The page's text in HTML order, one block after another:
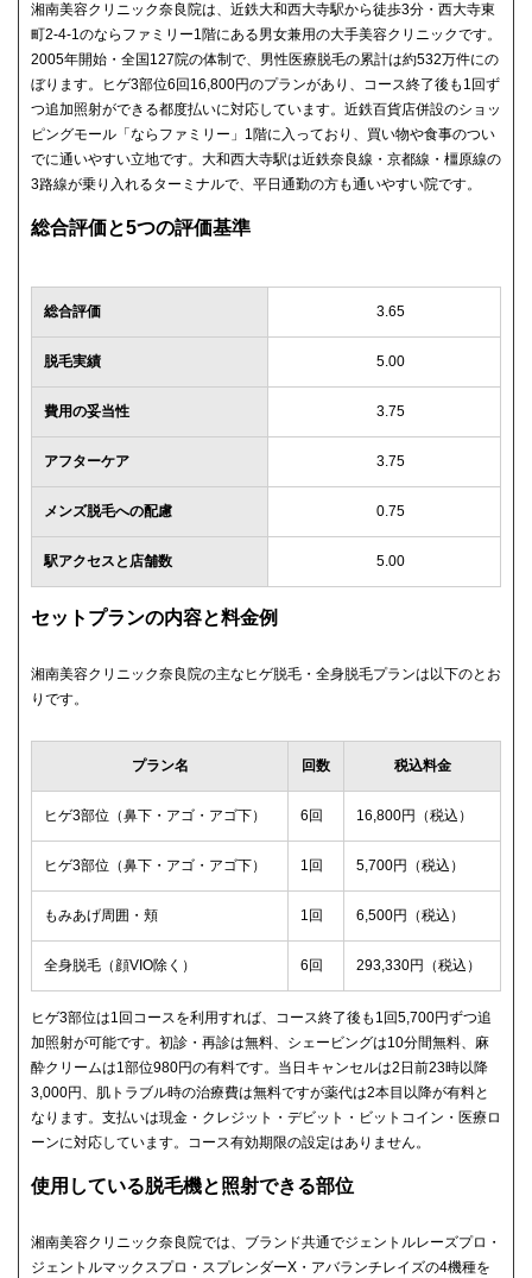
湘南美容クリニック奈良院は、近鉄大和西大寺駅から徒歩3分・西大寺東
町2-4-1のならファミリー1階にある男女兼用の大手美容クリニックです。
2005年開始・全国127院の体制で、男性医療脱毛の累計は約532万件にの
ぼります。ヒゲ3部位6回16,800円のプランがあり、コース終了後も1回ず
つ追加照射ができる都度払いに対応しています。近鉄百貨店併設のショッ
ピングモール「ならファミリー」1階に入っており、買い物や食事のつい
でに通いやすい立地です。大和西大寺駅は近鉄奈良線・京都線・橿原線の
3路線が乗り入れるターミナルで、平日通勤の方も通いやすい院です。
総合評価と5つの評価基準
総合評価 3.65
脱毛実績 5.00
費用の妥当性 3.75
アフターケア 3.75
メンズ脱毛への配慮 0.75
駅アクセスと店舗数 5.00
セットプランの内容と料金例
湘南美容クリニック奈良院の主なヒゲ脱毛・全身脱毛プランは以下のとお
りです。
プラン名 回数 税込料金
ヒゲ3部位（鼻下・アゴ・アゴ下） 6回 16,800円（税込）
ヒゲ3部位（鼻下・アゴ・アゴ下） 1回 5,700円（税込）
もみあげ周囲・頬 1回 6,500円（税込）
全身脱毛（顔VIO除く） 6回 293,330円（税込）
ヒゲ3部位は1回コースを利用すれば、コース終了後も1回5,700円ずつ追
加照射が可能です。初診・再診は無料、シェービングは10分間無料、麻
酔クリームは1部位980円の有料です。当日キャンセルは2日前23時以降
3,000円、肌トラブル時の治療費は無料ですが薬代は2本目以降が有料と
なります。支払いは現金・クレジット・デビット・ビットコイン・医療ロ
ーンに対応しています。コース有効期限の設定はありません。
使用している脱毛機と照射できる部位
湘南美容クリニック奈良院では、ブランド共通でジェントルレーズプロ・
ジェントルマックスプロ・スプレンダーX・アバランチレイズの4機種を